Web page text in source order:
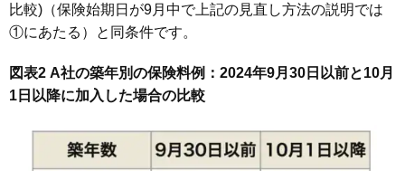
比較)（保険始期日が9月中で上記の見直し方法の説明では
①にあたる）と同条件です。
図表2 A社の築年別の保険料例：2024年9月30日以前と10月
1日以降に加入した場合の比較